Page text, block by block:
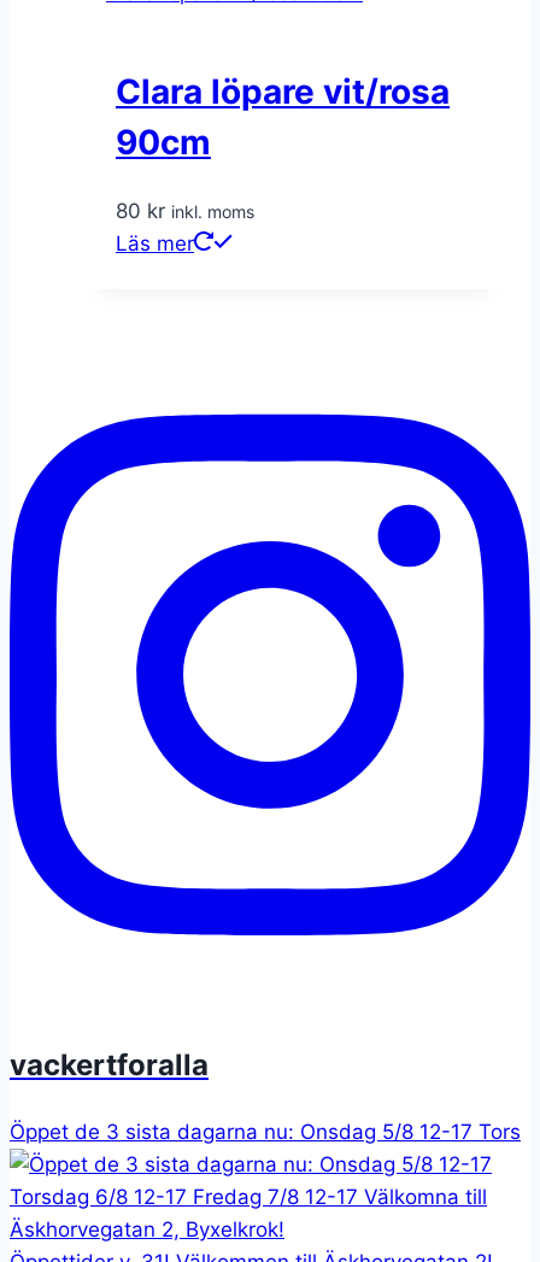
Clara löpare vit/rosa
90cm
80 kr inkl. moms
Läs mer
vackertforalla
Öppet de 3 sista dagarna nu: Onsdag 5/8 12-17 Tors